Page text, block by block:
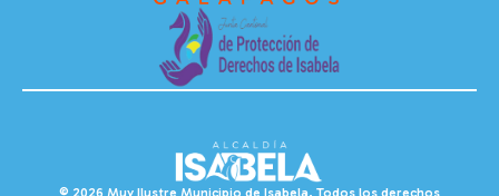
© 2026 Muy Ilustre Municipio de Isabela. Todos los derechos